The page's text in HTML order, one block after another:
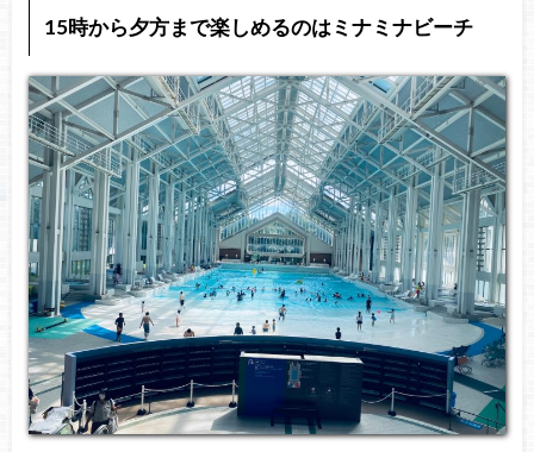
15時から夕方まで楽しめるのはミナミナビーチ